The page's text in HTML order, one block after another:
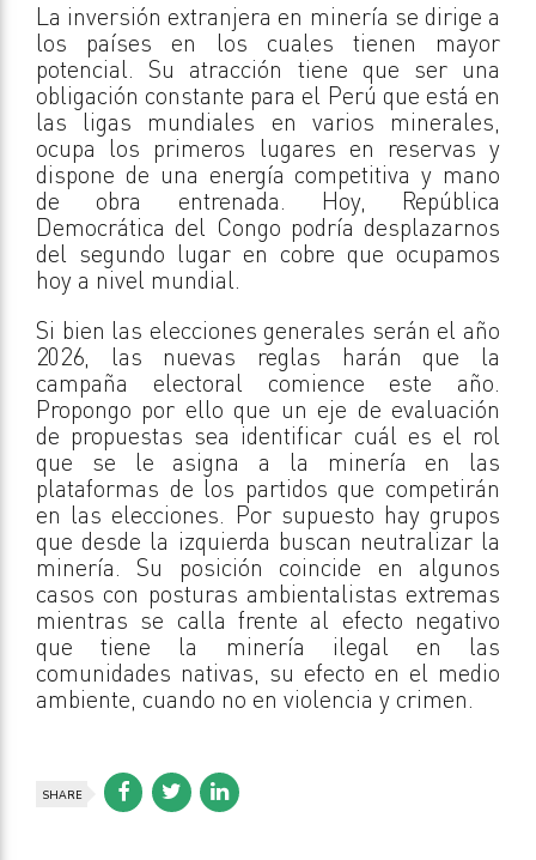
La inversión extranjera en minería se dirige a
los países en los cuales tienen mayor
potencial. Su atracción tiene que ser una
obligación constante para el Perú que está en
las ligas mundiales en varios minerales,
ocupa los primeros lugares en reservas y
dispone de una energía competitiva y mano
de obra entrenada. Hoy, República
Democrática del Congo podría desplazarnos
del segundo lugar en cobre que ocupamos
hoy a nivel mundial.
Si bien las elecciones generales serán el año
2026, las nuevas reglas harán que la
campaña electoral comience este año.
Propongo por ello que un eje de evaluación
de propuestas sea identificar cuál es el rol
que se le asigna a la minería en las
plataformas de los partidos que competirán
en las elecciones. Por supuesto hay grupos
que desde la izquierda buscan neutralizar la
minería. Su posición coincide en algunos
casos con posturas ambientalistas extremas
mientras se calla frente al efecto negativo
que tiene la minería ilegal en las
comunidades nativas, su efecto en el medio
ambiente, cuando no en violencia y crimen.
SHARE